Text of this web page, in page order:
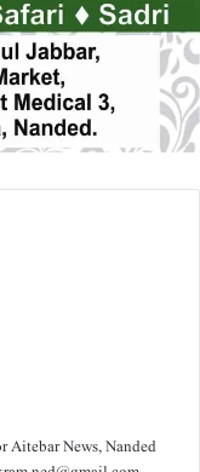
Aitebar News, Nanded